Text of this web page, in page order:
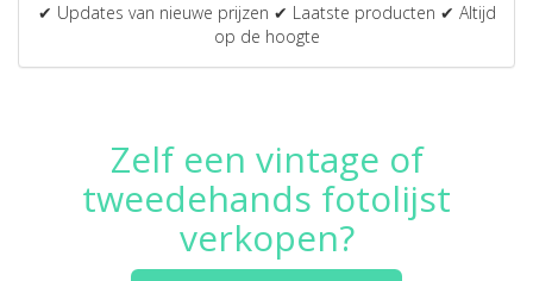
✔ Updates van nieuwe prijzen ✔ Laatste producten ✔ Altijd
op de hoogte
Zelf een vintage of
tweedehands fotolijst
verkopen?